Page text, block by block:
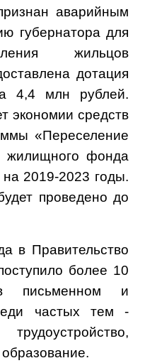
аварийным
губернатора для
жильцов
дотация
4,4 млн рублей.
экономии средств
«Переселение
жилищного фонда
2019-2023 годы.
проведено до
в Правительство
более 10
письменном и
частых тем -